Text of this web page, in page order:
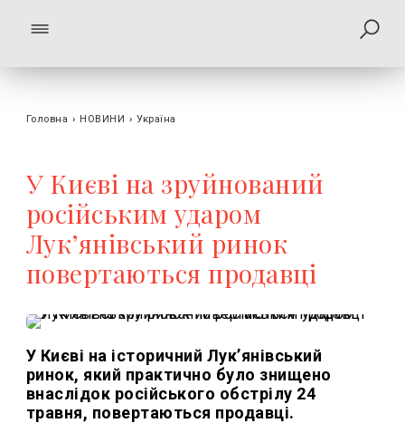
Головна › НОВИНИ › Україна
У Києві на зруйнований
російським ударом
Лук’янівський ринок
повертаються продавці
У Києві на історичний Лук’янівський
ринок, який практично було знищено
внаслідок російського обстрілу 24
травня, повертаються продавці.